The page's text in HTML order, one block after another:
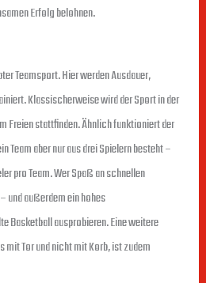
Erfolg belohnen.
Teamsport. Hier werden Ausdauer,
Klassischerweise wird der Sport in der
Freien stattfinden. Ähnlich funktioniert der
Team aber nur aus drei Spielern besteht –
pro Team. Wer Spaß an schnellen
und außerdem ein hohes
Basketball ausprobieren. Eine weitere
Tor und nicht mit Korb, ist zudem